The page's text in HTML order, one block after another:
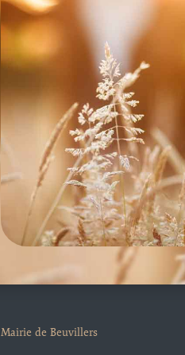
Mairie de Beuvillers